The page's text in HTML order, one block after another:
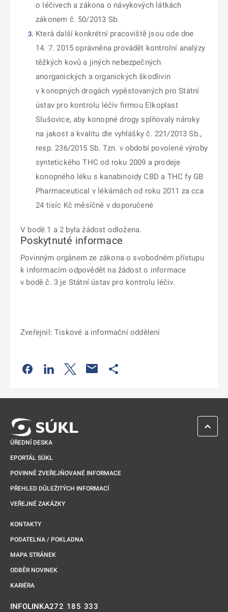
o léčivech a zákona o návykových látkách
zákonem č. 50/2013 Sb.
Která další konkrétní pracoviště jsou ode dne
14. 7. 2015 oprávněna provádět kontrolní analýzy
těžkých kovů a jiných nebezpečných
anorganických a organických škodlivin
v konopných drogách vypěstovaných pro Státní
ústav pro kontrolu léčiv firmou Elkoplast
Slušovice, aby konopné drogy splňovaly nároky
na jakost a kvalitu dle vyhlášky č. 221/2013 Sb.,
resp. 236/2015 Sb. Tzn. v období povolené výroby
syntetického THC od roku 2009 a prodeje
konopného léku s kanabinoidy CBD a THC fy GB
Pharmaceutical v lékárnách od roku 2011 za cca
24 tisíc Kč měsíčně v doporučené
V bodě 1 a 2 byla žádost odložena.
Poskytnuté informace
Povinným orgánem ze zákona o svobodném přístupu
k informacím odpovědět na žádost o informace
v bodě č. 3 je Státní ústav pro kontrolu léčiv.
Zveřejnil: Tiskové a informační oddělení
Odkaz se otevře na nové kartě
Odkaz se otevře na nové kartě
Odkaz se otevře na nové kartě
ÚŘEDNÍ DESKA
EPORTÁL SÚKL
POVINNĚ ZVEŘEJŇOVANÉ INFORMACE
PŘEHLED DŮLEŽITÝCH INFORMACÍ
VEŘEJNÉ ZAKÁZKY
KONTAKTY
PODATELNA / POKLADNA
MAPA STRÁNEK
ODBĚR NOVINEK
KARIÉRA
INFOLINKA272 185 333
ZPĚT